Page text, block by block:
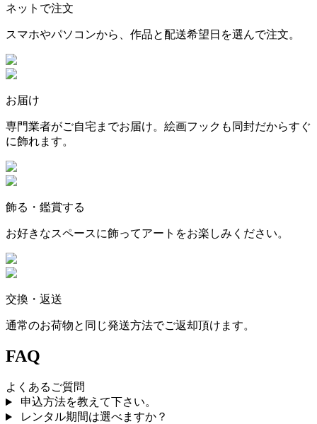
ネットで注文
スマホやパソコンから、作品と配送希望日を選んで注文。
お届け
専門業者がご自宅までお届け。絵画フックも同封だからすぐ
に飾れます。
飾る・鑑賞する
お好きなスペースに飾ってアートをお楽しみください。
交換・返送
通常のお荷物と同じ発送方法でご返却頂けます。
FAQ
よくあるご質問
申込方法を教えて下さい。
レンタル期間は選べますか？